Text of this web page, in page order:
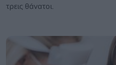
τρεις θάνατοι.